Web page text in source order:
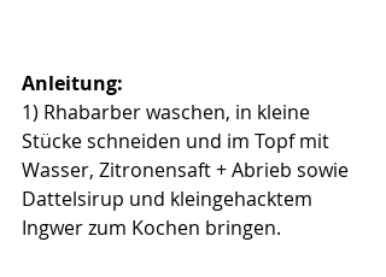
Anleitung:
1) Rhabarber waschen, in kleine
Stücke schneiden und im Topf mit
Wasser, Zitronensaft + Abrieb sowie
Dattelsirup und kleingehacktem
Ingwer zum Kochen bringen.